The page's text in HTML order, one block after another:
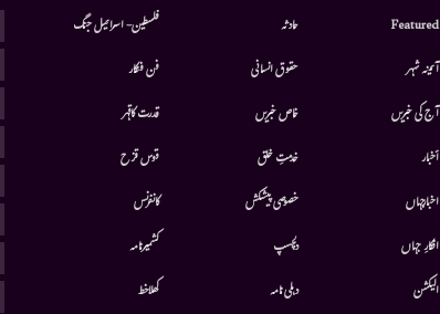
Featured
آئینہ شہر
آج کی خبریں
أخبار
اخبارجہاں
افکارِ جہاں
الیکشن
حادثہ
حقوق انسانی
خاص خبریں
خدمتِ خلق
خصوصی پیشکش
دلچسپ
دہلی نامہ
فلسطین- اسرائیل جنگ
فن فنکار
قدرت کاقہر
قوس قزح
کانفرنس
کشمیرنامہ
کھلاخط